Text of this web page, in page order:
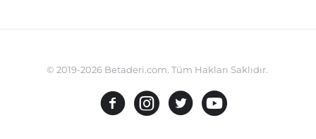
© 2019-2026 Betaderi.com. Tüm Hakları Saklıdır.